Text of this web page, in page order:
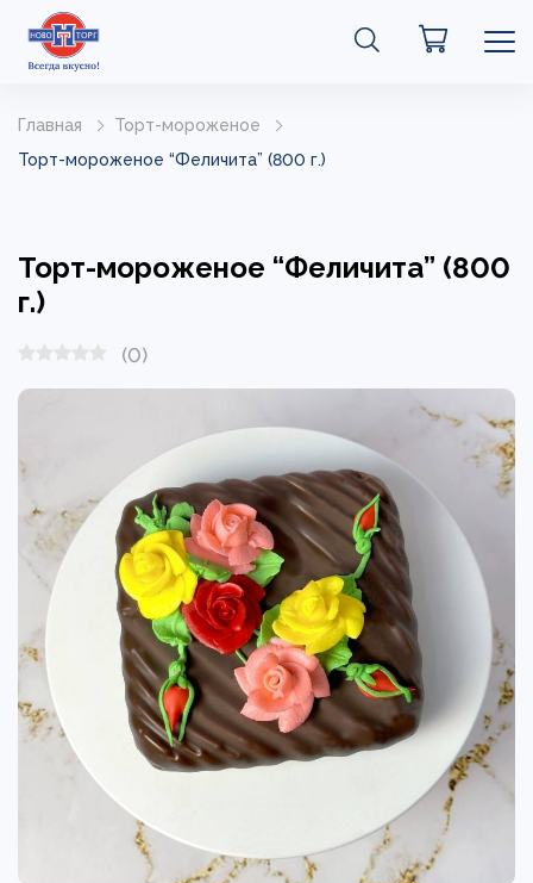
Главная
Торт-мороженое
Торт-мороженое “Феличита” (800 г.)
Торт-мороженое “Феличита” (800
г.)
(0)